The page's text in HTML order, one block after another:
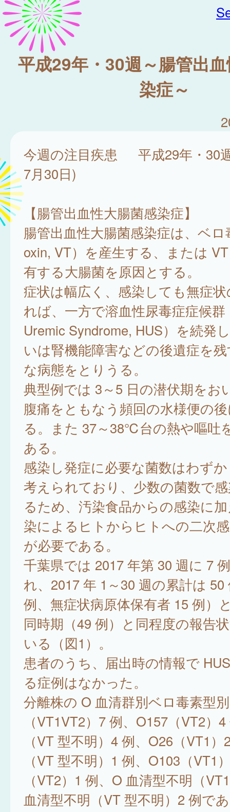
平成29年・30週～腸管出
染症～
今週の注目疾患 平成29年・30
7月30日)
【腸管出血性大腸菌感染症】
腸管出血性大腸菌感染症は、ベロ
oxin, VT）を産生する、または
有する大腸菌を原因とする。
症状は幅広く、感染しても無症
れば、一方で溶血性尿毒症症候群
Uremic Syndrome, HUS）を続発
いは腎機能障害などの後遺症を
な病態をとりうる。
典型例では 3～5 日の潜伏期をお
腹痛をともなう頻回の水様便の
る。また 37～38℃台の熱や嘔吐
ある。
感染し発症に必要な菌数はわず
考えられており、少数の菌数で
るため、汚染食品からの感染に
染によるヒトからヒトへの二次
が必要である。
千葉県では 2017 年第 30 週に 7
れ、2017 年 1～30 週の累計は 50
例、無症状病原体保有者 15 例）
同時期（49 例）と同程度の報告
いる（図1）。
患者のうち、届出時の情報で
る症例はなかった。
分離株の O 血清群別ベロ毒素型
（VT1VT2）7 例、O157（VT2）
（VT 型不明）4 例、O26（VT1
（VT 型不明）1 例、O103（VT1
（VT2）1 例、O 血清型不明（
血清型不明（VT 型不明）2 例で